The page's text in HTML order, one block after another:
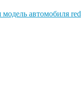
автомобиля red